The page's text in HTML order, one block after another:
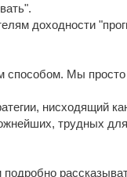
доходности
Мы
нисходящий
трудных